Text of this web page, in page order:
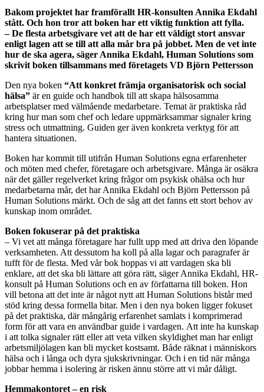
Bakom projektet har framförallt HR-konsulten Annika Ekdahl
stått. Och hon tror att boken har ett viktig funktion att fylla.
– De flesta arbetsgivare vet att de har ett väldigt stort ansvar
enligt lagen att se till att alla mår bra på jobbet. Men de vet inte
hur de ska agera, säger Annika Ekdahl, Human Solutions som
skrivit boken tillsammans med företagets VD Björn Pettersson
Den nya boken “Att konkret främja organisatorisk och social
hälsa” är en guide och handbok till att skapa hälsosamma
arbetsplatser med välmående medarbetare. Temat är praktiska råd
kring hur man som chef och ledare uppmärksammar signaler kring
stress och utmattning. Guiden ger även konkreta verktyg för att
hantera situationen.
Boken har kommit till utifrån Human Solutions egna erfarenheter
och möten med chefer, företagare och arbetsgivare. Många är osäkra
när det gäller regelverket kring frågor om psykisk ohälsa och hur
medarbetarna mår, det har Annika Ekdahl och Björn Pettersson på
Human Solutions märkt. Och de såg att det fanns ett stort behov av
kunskap inom området.
Boken fokuserar på det praktiska
– Vi vet att många företagare har fullt upp med att driva den löpande
verksamheten. Att dessutom ha koll på alla lagar och paragrafer är
tufft för de flesta. Med vår bok hoppas vi att vardagen ska bli
enklare, att det ska bli lättare att göra rätt, säger Annika Ekdahl, HR-
konsult på Human Solutions och en av författarna till boken. Hon
vill betona att det inte är något nytt att Human Solutions bistår med
stöd kring dessa formella bitar. Men i den nya boken ligger fokuset
på det praktiska, där mångårig erfarenhet samlats i komprimerad
form för att vara en användbar guide i vardagen. Att inte ha kunskap
i att tolka signaler rätt eller att veta vilken skyldighet man har enligt
arbetsmiljölagen kan bli mycket kostsamt. Både räknat i människors
hälsa och i långa och dyra sjukskrivningar. Och i en tid när många
jobbar hemma i isolering är risken ännu större att vi mår dåligt.
Hemmakontoret – en risk